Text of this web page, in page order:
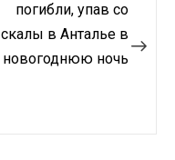
погибли, упав со
скалы в Анталье в
новогоднюю ночь